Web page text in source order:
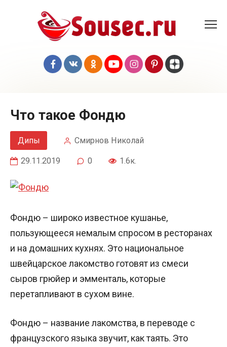
Что такое Фондю
Дипы Смирнов Николай
29.11.2019 0 1.6к.
Фондю – широко известное кушанье,
пользующееся немалым спросом в ресторанах
и на домашних кухнях. Это национальное
швейцарское лакомство готовят из смеси
сыров грюйер и эмменталь, которые
перетапливают в сухом вине.
Фондю – название лакомства, в переводе с
французского языка звучит, как таять. Это